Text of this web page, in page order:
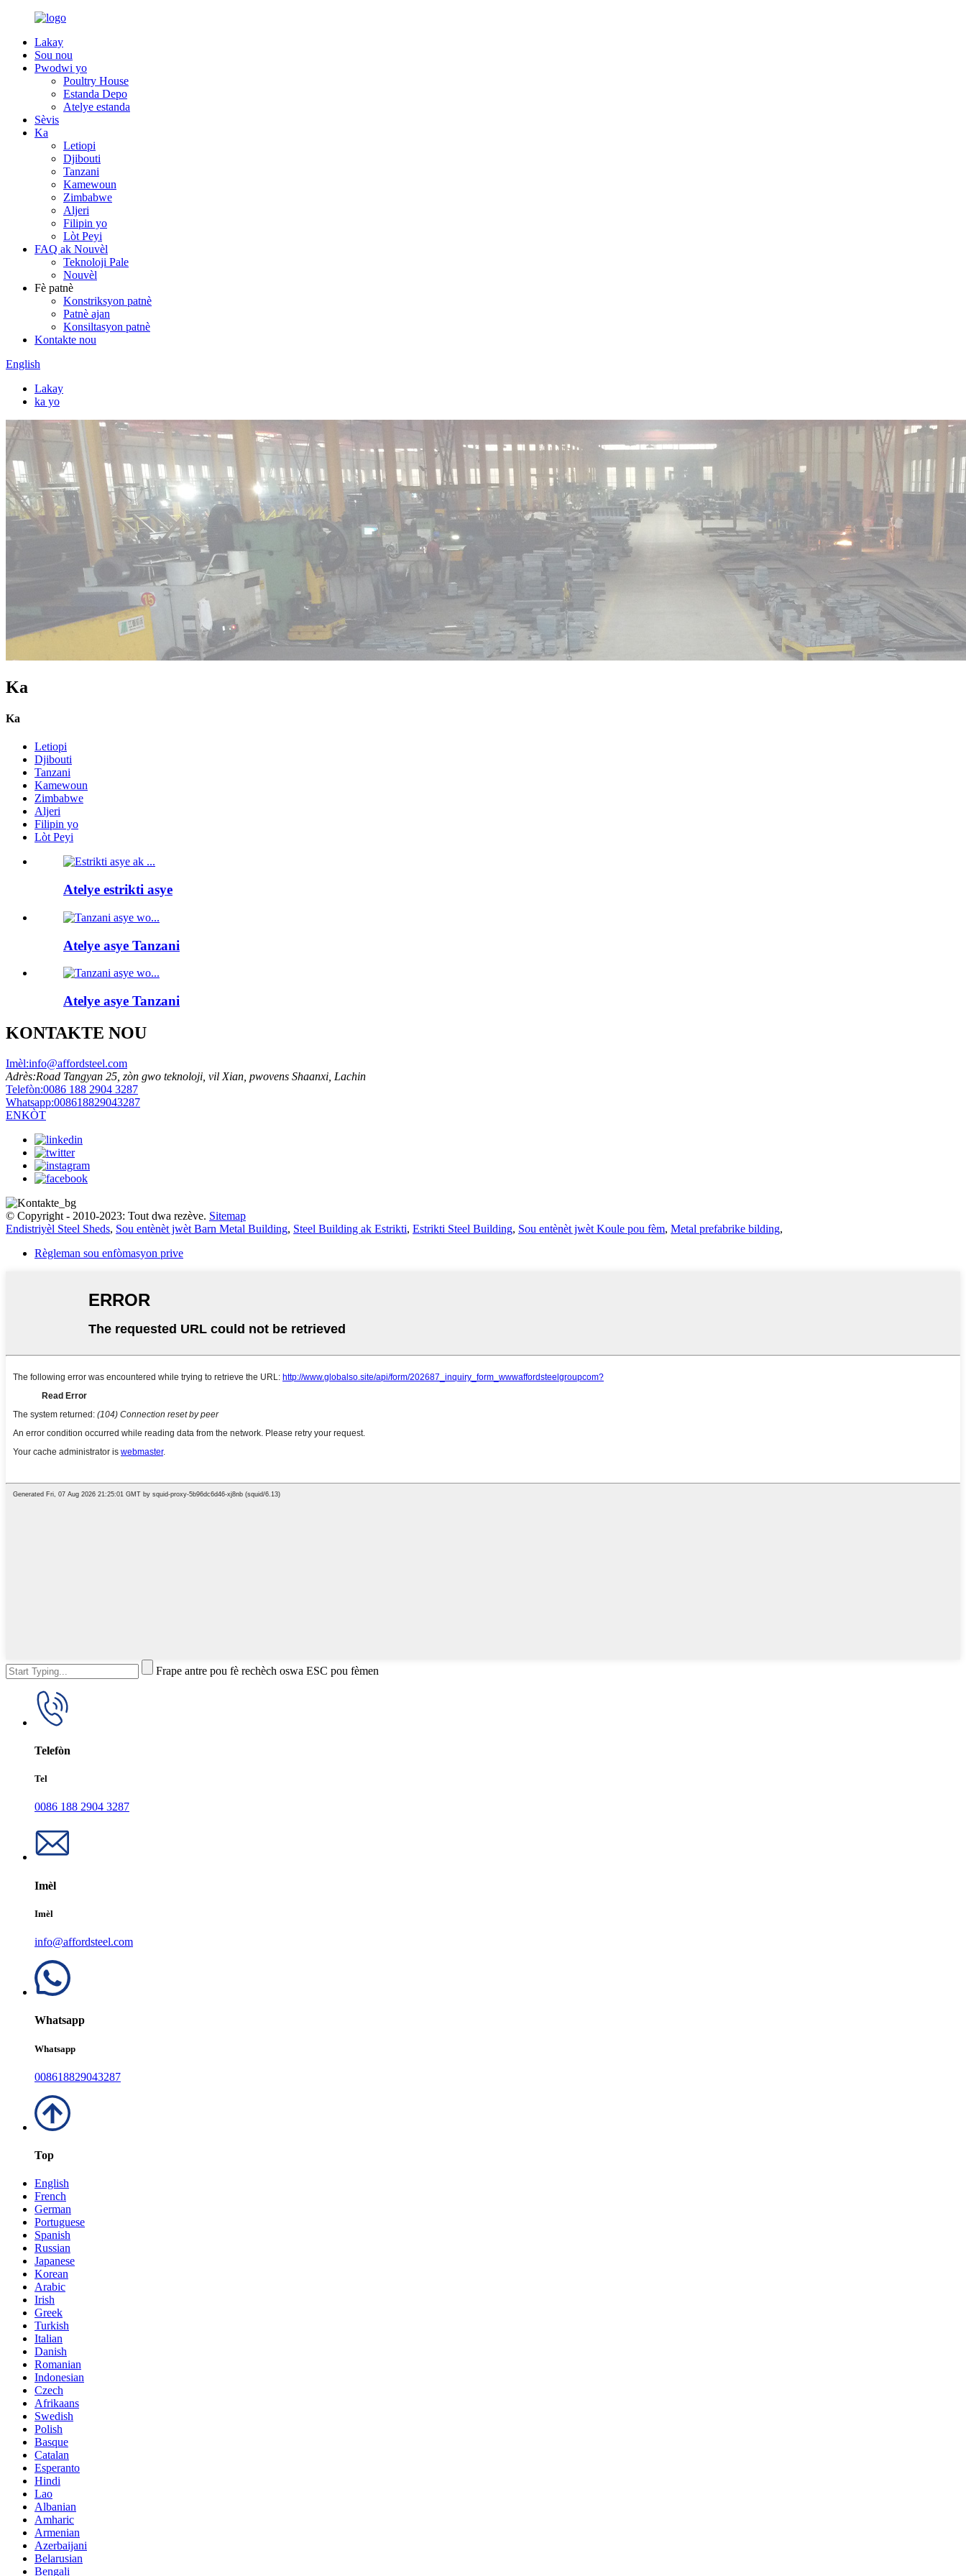
Lakay
Sou nou
Pwodwi yo
Poultry House
Estanda Depo
Atelye estanda
Sèvis
Ka
Letiopi
Djibouti
Tanzani
Kamewoun
Zimbabwe
Aljeri
Filipin yo
Lòt Peyi
FAQ ak Nouvèl
Teknoloji Pale
Nouvèl
Fè patnè
Konstriksyon patnè
Patnè ajan
Konsiltasyon patnè
Kontakte nou
English
Lakay
ka yo
Ka
Ka
Letiopi
Djibouti
Tanzani
Kamewoun
Zimbabwe
Aljeri
Filipin yo
Lòt Peyi
Atelye estrikti asye
Atelye asye Tanzani
Atelye asye Tanzani
KONTAKTE NOU
Imèl:info@affordsteel.com
Adrès:Road Tangyan 25, zòn gwo teknoloji, vil Xian, pwovens Shaanxi, Lachin
Telefòn:0086 188 2904 3287
Whatsapp:008618829043287
ENKÒT
© Copyright - 2010-2023: Tout dwa rezève. Sitemap
Endistriyèl Steel Sheds, Sou entènèt jwèt Barn Metal Building, Steel Building ak Estrikti, Estrikti Steel Building, Sou entènèt jwèt Koule pou fèm, Metal prefabrike bilding,
Règleman sou enfòmasyon prive
Frape antre pou fè rechèch oswa ESC pou fèmen
Telefòn
Tel
0086 188 2904 3287
Imèl
Imèl
info@affordsteel.com
Whatsapp
Whatsapp
008618829043287
Top
English
French
German
Portuguese
Spanish
Russian
Japanese
Korean
Arabic
Irish
Greek
Turkish
Italian
Danish
Romanian
Indonesian
Czech
Afrikaans
Swedish
Polish
Basque
Catalan
Esperanto
Hindi
Lao
Albanian
Amharic
Armenian
Azerbaijani
Belarusian
Bengali